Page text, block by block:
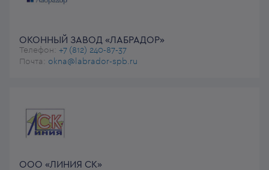
ОКОННЫЙ ЗАВОД «ЛАБРАДОР»
Телефон: +7 (812) 240-87-37
Почта: okna@labrador-spb.ru
ООО «ЛИНИЯ СК»